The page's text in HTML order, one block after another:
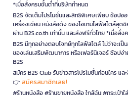
*เมื่อสั่งครบขั้นต่ำที่บริษัทกำหนด
B2S จัดเต็มโปรโมชั่นและสิทธิพิเศษเพียบ ช้อปอ
เครื่องเขียน หนังสือดัง ของไอเทมไลฟ์สไตล์สุ
ผ่าน B2S.co.th เท่านั้น และส่งฟรีทั่วไทย *เมื่อสั่
B2S มีทุกอย่างตอบโจทย์ทุกไลฟ์สไตล์ ไม่ว่าจะเ
ของเล่นเสริมพัฒนาการ หรือเฟอร์นิเจอร์ ช้อปง่
B2S
สมัคร B2S Club รับข่าวสารโปรโมชั่นก่อนใคร แ
👉 สมัครสมาชิกเลย!
#ร้านหนังสือ #ร้านขายหนังสือ ใกล้ฉัน #กระเป๋า